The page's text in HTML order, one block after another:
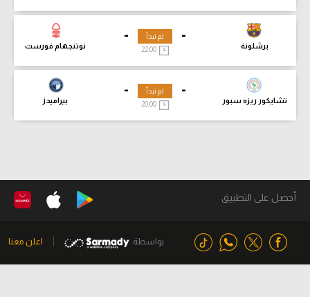
-
برشلونة
-
نوتنجهام فورست
لم تبدأ
-
تشايكور ريزه سبور
-
بيراميدز
لم تبدأ
أحصل على التطبيق
بواسطة اعلن معنا